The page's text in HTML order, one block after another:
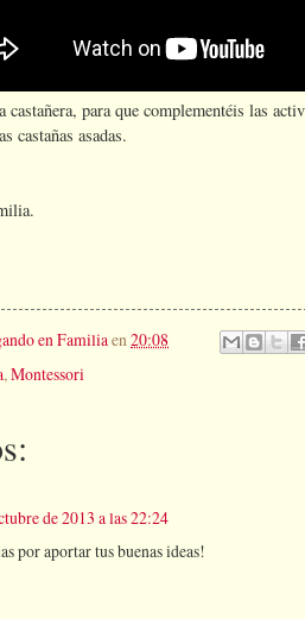
para que complementéis las
castañas asadas.
en Familiaen20:08
,Montessori
de 2013 a las 22:24
por aportar tus buenas ideas!